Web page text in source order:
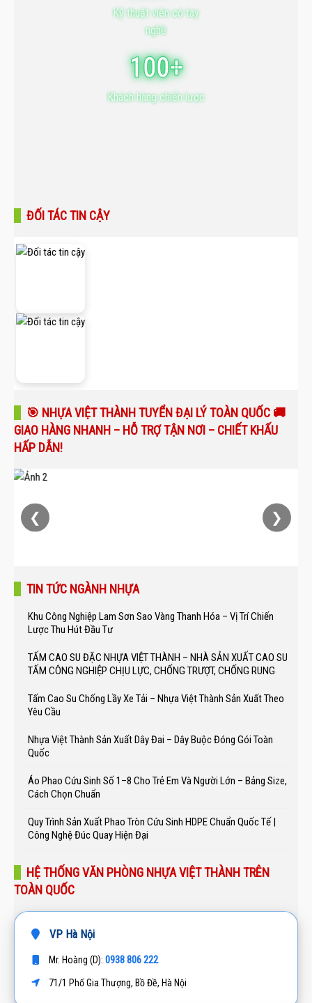
Kỹ thuật viên có tay
nghề
100+
Khách hàng chiến lược
ĐỐI TÁC TIN CẬY
🎯 NHỰA VIỆT THÀNH TUYỂN ĐẠI LÝ TOÀN QUỐC 🚚
GIAO HÀNG NHANH – HỖ TRỢ TẬN NƠI – CHIẾT KHẤU
HẤP DẪN!
❮ ❯
TIN TỨC NGÀNH NHỰA
Khu Công Nghiệp Lam Sơn Sao Vàng Thanh Hóa – Vị Trí Chiến
Lược Thu Hút Đầu Tư
TẤM CAO SU ĐẶC NHỰA VIỆT THÀNH – NHÀ SẢN XUẤT CAO SU
TẤM CÔNG NGHIỆP CHỊU LỰC, CHỐNG TRƯỢT, CHỐNG RUNG
Tấm Cao Su Chống Lầy Xe Tải – Nhựa Việt Thành Sản Xuất Theo
Yêu Cầu
Nhựa Việt Thành Sản Xuất Dây Đai – Dây Buộc Đóng Gói Toàn
Quốc
Áo Phao Cứu Sinh Số 1–8 Cho Trẻ Em Và Người Lớn – Bảng Size,
Cách Chọn Chuẩn
Quy Trình Sản Xuất Phao Tròn Cứu Sinh HDPE Chuẩn Quốc Tế |
Công Nghệ Đúc Quay Hiện Đại
HỆ THỐNG VĂN PHÒNG NHỰA VIỆT THÀNH TRÊN
TOÀN QUỐC
VP Hà Nội
Mr. Hoàng (D): 0938 806 222
71/1 Phố Gia Thượng, Bồ Đề, Hà Nội